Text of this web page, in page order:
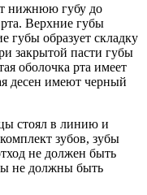
нижнюю губу до
Верхние губы
губы образует складку
закрытой пасти губы
оболочка рта имеет
десен имеют черный
стоял в линию и
зубов, зубы
не должен быть
не должны быть